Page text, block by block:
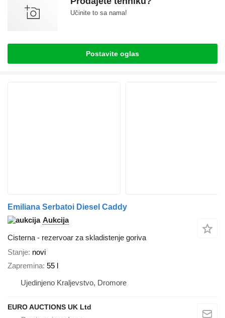
Učinite to sa nama!
Postavite oglas
Emiliana Serbatoi Diesel Caddy
Aukcija
Cisterna - rezervoar za skladistenje goriva
Stanje novi
Zapremina 55 l
Ujedinjeno Kraljevstvo, Dromore
EURO AUCTIONS UK Ltd